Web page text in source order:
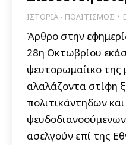
ΙΣΤΟΡΙΑ - ΠΟΛΙΤΙΣΜΟΣ
Άρθρο στην
28η Οκτωβρίου
ψευτορωμαίικο της
αλαλάζοντα στίφη
πολιτικάντηδων
ασελγούν επί της